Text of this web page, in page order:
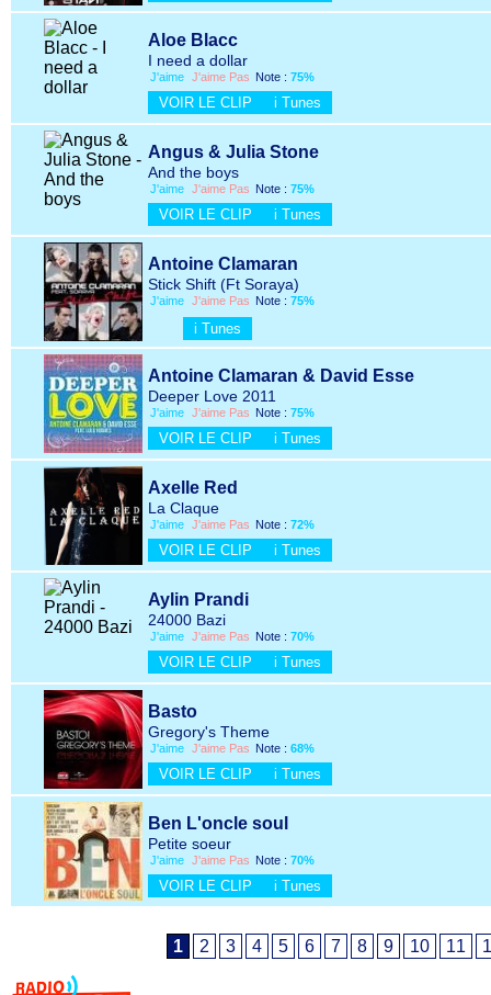
Aloe Blacc
I need a dollar
J'aime J'aime Pas Note : 75%
VOIR LE CLIP i Tunes
Angus & Julia Stone
And the boys
J'aime J'aime Pas Note : 75%
VOIR LE CLIP i Tunes
Antoine Clamaran
Stick Shift (Ft Soraya)
J'aime J'aime Pas Note : 75%
i Tunes
Antoine Clamaran & David Esse
Deeper Love 2011
J'aime J'aime Pas Note : 75%
VOIR LE CLIP i Tunes
Axelle Red
La Claque
J'aime J'aime Pas Note : 72%
VOIR LE CLIP i Tunes
Aylin Prandi
24000 Bazi
J'aime J'aime Pas Note : 70%
VOIR LE CLIP i Tunes
Basto
Gregory's Theme
J'aime J'aime Pas Note : 68%
VOIR LE CLIP i Tunes
Ben L'oncle soul
Petite soeur
J'aime J'aime Pas Note : 70%
VOIR LE CLIP i Tunes
1 2 3 4 5 6 7 8 9 10 11